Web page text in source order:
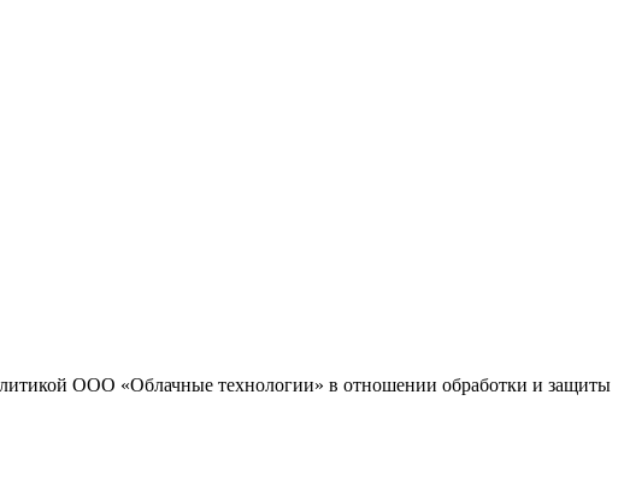
ООО «Облачные технологии» в отношении обработки и защиты